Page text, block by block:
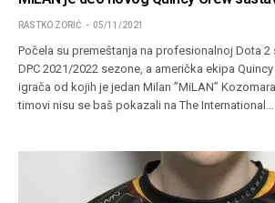
RASTKO ZORIĆ 05/11/2021
Počela su premeštanja na profesionalnoj Dota
DPC 2021/2022 sezone, a američka ekipa
igrača od kojih je jedan Milan ”MiLAN”
timovi nisu se baš pokazali na The International…